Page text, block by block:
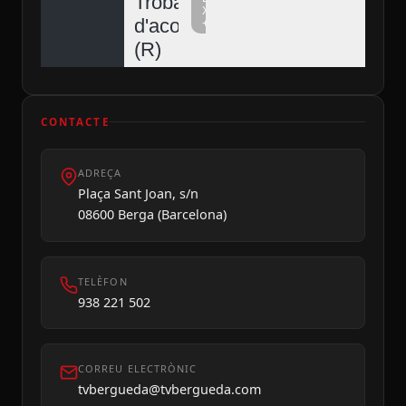
Diumenge 09
d'acordionistes
(R)
Xarxa
+
CONTACTE
ADREÇA
Plaça Sant Joan, s/n
08600 Berga (Barcelona)
TELÈFON
938 221 502
CORREU ELECTRÒNIC
tvbergueda@tvbergueda.com